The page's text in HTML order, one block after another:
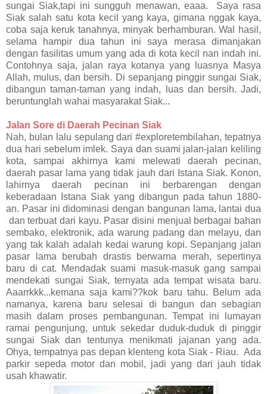
sungai Siak,tapi ini sungguh menawan, eaaa. Saya rasa
Siak salah satu kota kecil yang kaya, gimana nggak kaya,
coba saja keruk tanahnya, minyak berhamburan. Wal hasil,
selama hampir dua tahun ini saya merasa dimanjakan
dengan fasilitas umum yang ada di kota kecil nan indah ini.
Contohnya saja, jalan raya kotanya yang luasnya Masya
Allah, mulus, dan bersih. Di sepanjang pinggir sungai Siak,
dibangun taman-taman yang indah, luas dan bersih. Jadi,
beruntunglah wahai masyarakat Siak...
Jalan Sore di Daerah Pecinan Siak
Nah, bulan lalu sepulang dari #exploretembilahan, tepatnya
dua hari sebelum imlek. Saya dan suami jalan-jalan keliling
kota, sampai akhirnya kami melewati daerah pecinan,
daerah pasar lama yang tidak jauh dari Istana Siak. Konon,
lahirnya daerah pecinan ini berbarengan dengan
keberadaan Istana Siak yang dibangun pada tahun 1880-
an. Pasar ini didominasi dengan bangunan lama, lantai dua
dan terbuat dari kayu. Pasar disini menjual berbagai bahan
sembako, elektronik, ada warung padang dan melayu, dan
yang tak kalah adalah kedai warung kopi. Sepanjang jalan
pasar lama berubah drastis berwarna merah, sepertinya
baru di cat. Mendadak suami masuk-masuk gang sampai
mendekati sungai Siak, ternyata ada tempat wisata baru.
Aaarrkkk...kemana saja kami??kok baru tahu. Belum ada
namanya, karena baru selesai di bangun dan sebagian
masih dalam proses pembangunan. Tempat ini lumayan
ramai pengunjung, untuk sekedar duduk-duduk di pinggir
sungai Siak dan tentunya menikmati jajanan yang ada.
Ohya, tempatnya pas depan klenteng kota Siak - Riau. Ada
parkir sepeda motor dan mobil, jadi yang dari jauh tidak
usah khawatir.